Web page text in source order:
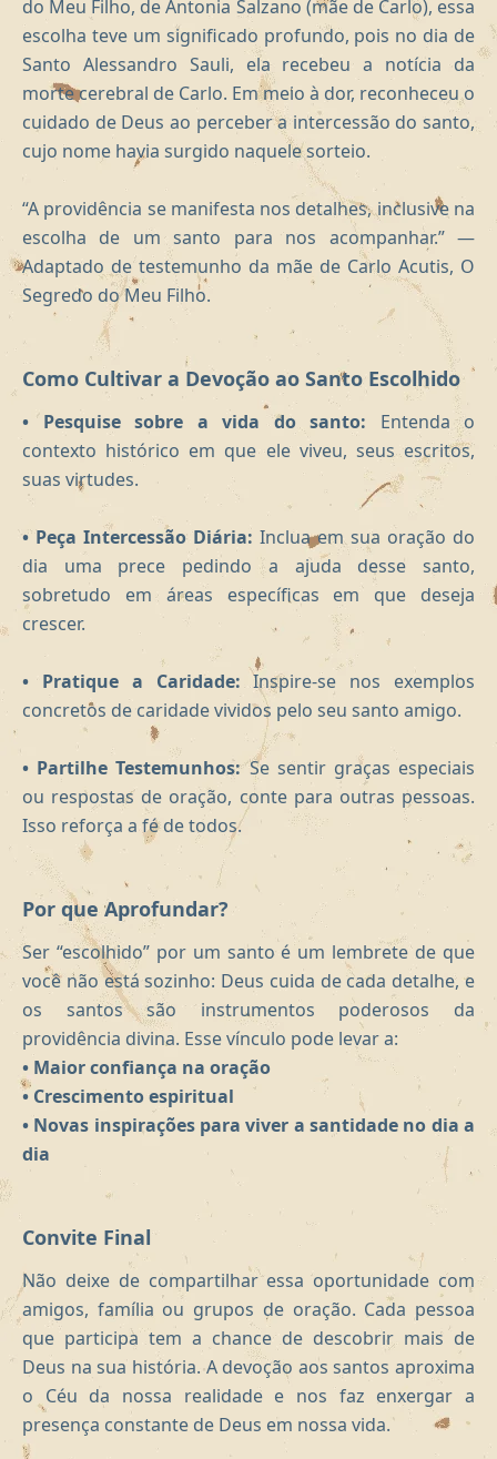
do Meu Filho, de Antonia Salzano (mãe de Carlo), essa
escolha teve um significado profundo, pois no dia de
Santo Alessandro Sauli, ela recebeu a notícia da
morte cerebral de Carlo. Em meio à dor, reconheceu o
cuidado de Deus ao perceber a intercessão do santo,
cujo nome havia surgido naquele sorteio.
“A providência se manifesta nos detalhes, inclusive na
escolha de um santo para nos acompanhar.” —
Adaptado de testemunho da mãe de Carlo Acutis, O
Segredo do Meu Filho.
Como Cultivar a Devoção ao Santo Escolhido
• Pesquise sobre a vida do santo: Entenda o
contexto histórico em que ele viveu, seus escritos,
suas virtudes.
• Peça Intercessão Diária: Inclua em sua oração do
dia uma prece pedindo a ajuda desse santo,
sobretudo em áreas específicas em que deseja
crescer.
• Pratique a Caridade:Inspire-se nos exemplos
concretos de caridade vividos pelo seu santo amigo.
• Partilhe Testemunhos:Se sentir graças especiais
ou respostas de oração, conte para outras pessoas.
Isso reforça a fé de todos.
Por que Aprofundar?
Ser “escolhido” por um santo é um lembrete de que
você não está sozinho: Deus cuida de cada detalhe, e
os santos são instrumentos poderosos da
providência divina. Esse vínculo pode levar a:
• Maior confiança na oração
• Crescimento espiritual
• Novas inspirações para viver a santidade no dia a
dia
Convite Final
Não deixe de compartilhar essa oportunidade com
amigos, família ou grupos de oração. Cada pessoa
que participa tem a chance de descobrir mais de
Deus na sua história. A devoção aos santos aproxima
o Céu da nossa realidade e nos faz enxergar a
presença constante de Deus em nossa vida.